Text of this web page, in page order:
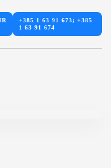
+385 1 63 91 673; +385
1 63 91 674